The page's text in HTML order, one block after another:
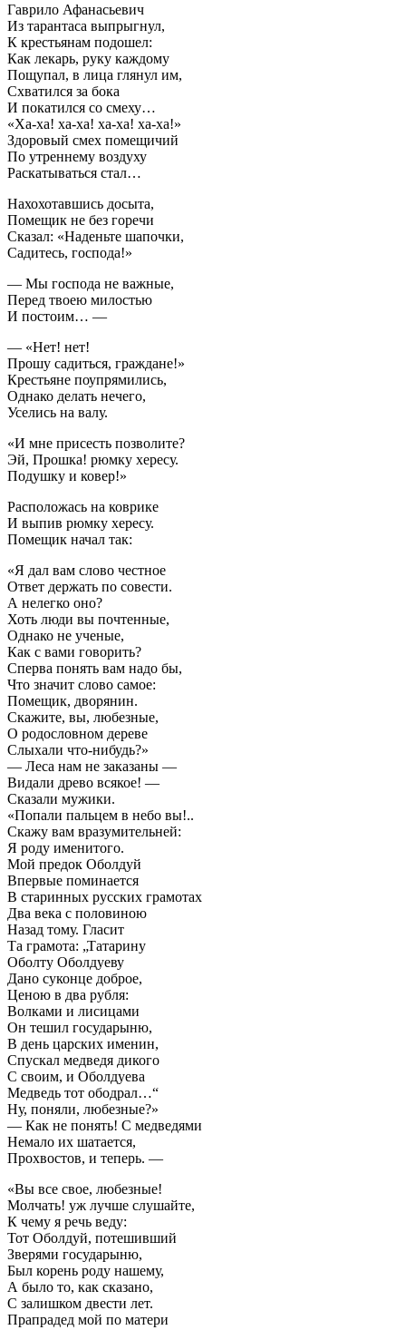
Гаврило Афанасьевич
Из тарантаса выпрыгнул,
К крестьянам подошел:
Как лекарь, руку каждому
Пощупал, в лица глянул им,
Схватился за бока
И покатился со смеху…
«Ха-ха! ха-ха! ха-ха! ха-ха!»
Здоровый смех помещичий
По утреннему воздуху
Раскатываться стал…
Нахохотавшись досыта,
Помещик не без горечи
Сказал: «Наденьте шапочки,
Садитесь, господа!»
— Мы господа не важные,
Перед твоею милостью
И постоим… —
— «Нет! нет!
Прошу садиться, граждане!»
Крестьяне поупрямились,
Однако делать нечего,
Уселись на валу.
«И мне присесть позволите?
Эй, Прошка! рюмку хересу.
Подушку и ковер!»
Расположась на коврике
И выпив рюмку хересу.
Помещик начал так:
«Я дал вам слово честное
Ответ держать по совести.
А нелегко оно?
Хоть люди вы почтенные,
Однако не ученые,
Как с вами говорить?
Сперва понять вам надо бы,
Что значит слово самое:
Помещик, дворянин.
Скажите, вы, любезные,
О родословном дереве
Слыхали что-нибудь?»
— Леса нам не заказаны —
Видали древо всякое! —
Сказали мужики.
«Попали пальцем в небо вы!..
Скажу вам вразумительней:
Я роду именитого.
Мой предок Оболдуй
Впервые поминается
В старинных русских грамотах
Два века с половиною
Назад тому. Гласит
Та грамота: „Татарину
Оболту Оболдуеву
Дано суконце доброе,
Ценою в два рубля:
Волками и лисицами
Он тешил государыню,
В день царских именин,
Спускал медведя дикого
С своим, и Оболдуева
Медведь тот ободрал…“
Ну, поняли, любезные?»
— Как не понять! С медведями
Немало их шатается,
Прохвостов, и теперь. —
«Вы все свое, любезные!
Молчать! уж лучше слушайте,
К чему я речь веду:
Тот Оболдуй, потешивший
Зверями государыню,
Был корень роду нашему,
А было то, как сказано,
С залишком двести лет.
Прапрадед мой по матери